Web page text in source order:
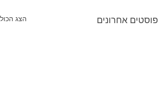
פוסטים אחרונים הצג הכול